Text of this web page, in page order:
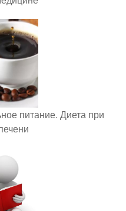
питание. Диета при